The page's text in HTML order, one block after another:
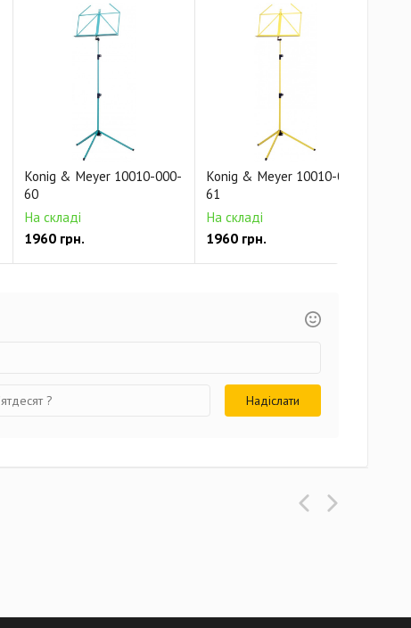
Konig & Meyer 10010-000-
60
На складі
1960 грн.
Konig & Meyer 10010-000-
61
На складі
1960 грн.